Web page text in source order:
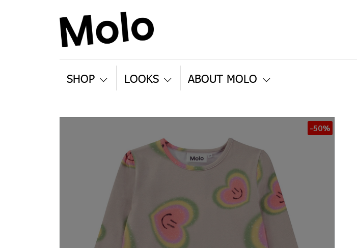
SHOP LOOKS ABOUT MOLO
-50%